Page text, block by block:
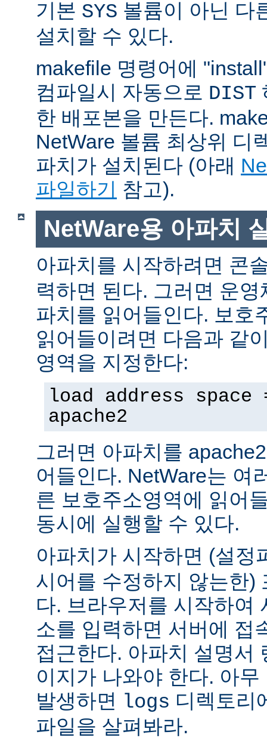
기본 SYS 볼륨이 아닌 다
설치할 수 있다.
makefile 명령어에
컴파일시 자동으로 DIST
한 배포본을 만든다.
NetWare 볼륨 최상위 디
파치가 설치된다 (아래
파일하기
참고).
NetWare용 아파치
아파치를 시작하려면 콘
력하면 된다. 그러면 운
파치를 읽어들인다. 보호
읽어들이려면 다음과 같
영역을 지정한다:
load address space
apache2
그러면 아파치를
어들인다. NetWare는 여
른 보호주소영역에 읽어
동시에 실행할 수 있다.
아파치가 시작하면 (설정
시어를 수정하지 않는한)
다. 브라우저를 시작하여
소를 입력하면 서버에 접
접근한다. 아파치 설명서
이지가 나와야 한다. 아
발생하면 logs 디렉토리
파일을 살펴봐라.